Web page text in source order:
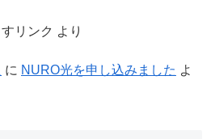
すリンク より
に NURO光を申し込みました よ